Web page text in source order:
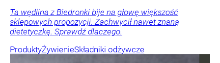
Ta wędlina z Biedronki bije na głowę większość
sklepowych propozycji. Zachwycił nawet znaną
dietetyczkę. Sprawdź dlaczego.
ProduktyŻywienieSkładniki odżywcze